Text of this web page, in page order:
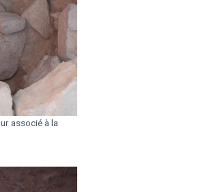
associé à la